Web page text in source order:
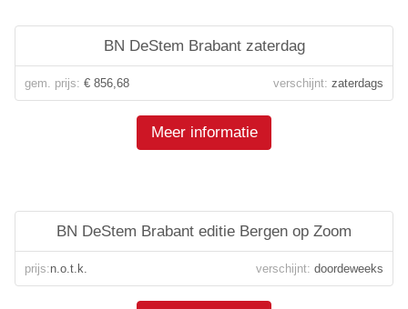
BN DeStem Brabant zaterdag
gem. prijs: € 856,68 verschijnt: zaterdags
Meer informatie
BN DeStem Brabant editie Bergen op Zoom
prijs:n.o.t.k. verschijnt: doordeweeks